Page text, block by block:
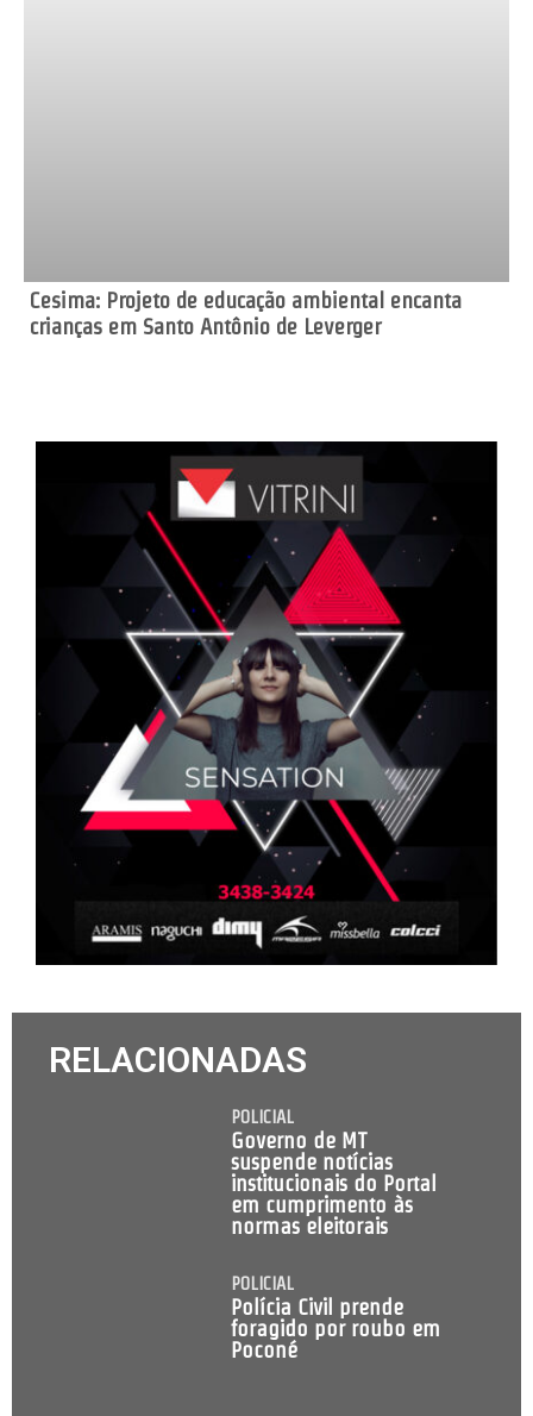
Cesima: Projeto de educação ambiental encanta
crianças em Santo Antônio de Leverger
RELACIONADAS
POLICIAL
Governo de MT
suspende notícias
institucionais do Portal
em cumprimento às
normas eleitorais
POLICIAL
Polícia Civil prende
foragido por roubo em
Poconé